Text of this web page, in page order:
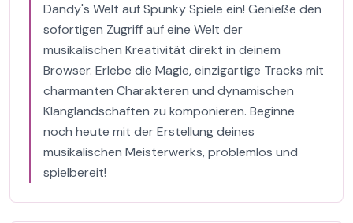
Dandy's Welt auf Spunky Spiele ein! Genieße den
sofortigen Zugriff auf eine Welt der
musikalischen Kreativität direkt in deinem
Browser. Erlebe die Magie, einzigartige Tracks mit
charmanten Charakteren und dynamischen
Klanglandschaften zu komponieren. Beginne
noch heute mit der Erstellung deines
musikalischen Meisterwerks, problemlos und
spielbereit!